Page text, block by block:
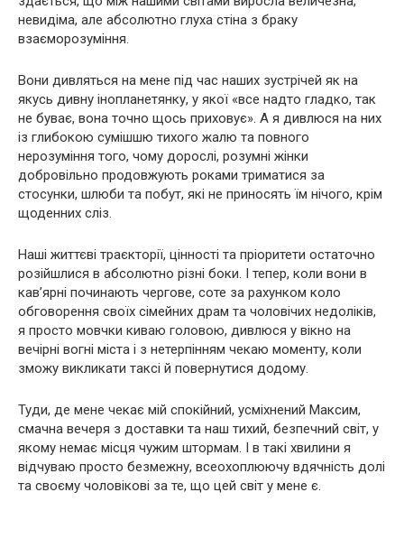
невидіма, але абсолютно глуха стіна з браку
взаєморозуміння.
Вони дивляться на мене під час наших зустрічей як на
якусь дивну інопланетянку, у якої «все надто гладко, так
не буває, вона точно щось приховує». А я дивлюся на них
із глибокою сумішшю тихого жалю та повного
нерозуміння того, чому дорослі, розумні жінки
добровільно продовжують роками триматися за
стосунки, шлюби та побут, які не приносять їм нічого, крім
щоденних сліз.
Наші життєві траєкторії, цінності та пріоритети остаточно
розійшлися в абсолютно різні боки. І тепер, коли вони в
кав’ярні починають чергове, соте за рахунком коло
обговорення своїх сімейних драм та чоловічих недоліків,
я просто мовчки киваю головою, дивлюся у вікно на
вечірні вогні міста і з нетерпінням чекаю моменту, коли
зможу викликати таксі й повернутися додому.
Туди, де мене чекає мій спокійний, усміхнений Максим,
смачна вечеря з доставки та наш тихий, безпечний світ, у
якому немає місця чужим штормам. І в такі хвилини я
відчуваю просто безмежну, всеохоплюючу вдячність долі
та своєму чоловікові за те, що цей світ у мене є.